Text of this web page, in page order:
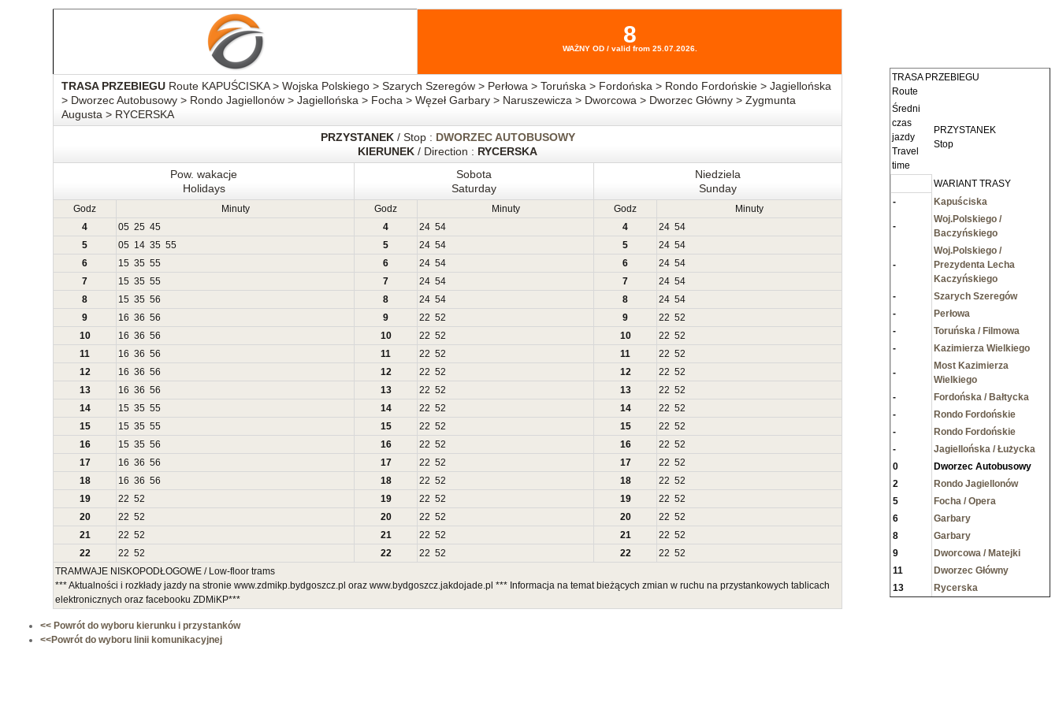
8
WAŻNY OD / valid from 25.07.2026.
TRASA PRZEBIEGU Route KAPUŚCISKA > Wojska Polskiego > Szarych Szeregów > Perłowa > Toruńska > Fordońska > Rondo Fordońskie > Jagiellońska
> Dworzec Autobusowy > Rondo Jagiellonów > Jagiellońska > Focha > Węzeł Garbary > Naruszewicza > Dworcowa > Dworzec Główny > Zygmunta
Augusta > RYCERSKA
PRZYSTANEK/ Stop : DWORZEC AUTOBUSOWY
KIERUNEK / Direction : RYCERSKA
Pow. wakacje
Holidays
Sobota
Saturday
Niedziela
Sunday
Godz Minuty Godz Minuty Godz
Minuty
4
05 25 45 4 24 54 4 24 54
5
05 14 35 55 5 24 54 5 24 54
6
15 35 55 6 24 54 6 24 54
7
15 35 55 7 24 54 7 24 54
8
15 35 56 8 24 54 8 24 54
9
16 36 56 9 22 52 9 22 52
10
16 36 56 10 22 52 10 22 52
11
16 36 56 11 22 52 11 22 52
12
16 36 56 12 22 52 12 22 52
13
16 36 56 13 22 52 13 22 52
14
15 35 55 14 22 52 14 22 52
15
15 35 55 15 22 52 15 22 52
16
15 35 56 16 22 52 16 22 52
17
16 36 56 17 22 52 17 22 52
18
16 36 56 18 22 52 18 22 52
19
22 52 19 22 52 19 22 52
20
22 52 20 22 52 20 22 52
21
22 52 21 22 52 21 22 52
22
22 52 22 22 52 22 22 52
TRAMWAJE NISKOPODŁOGOWE / Low-floor trams
*** Aktualności i rozkłady jazdy na stronie www.zdmikp.bydgoszcz.pl oraz www.bydgoszcz.jakdojade.pl *** Informacja na temat bieżących zmian w ruchu na przystankowych tablicach
elektronicznych oraz facebooku ZDMiKP***
<< Powrót do wyboru kierunku i przystanków
<<Powrót do wyboru linii komunikacyjnej
TRASA PRZEBIEGU
Route
Średni
czas
jazdy
Travel
time
PRZYSTANEK
Stop
WARIANT TRASY
-
Kapuściska
-
Woj.Polskiego /
Baczyńskiego
-
Woj.Polskiego /
Prezydenta Lecha
Kaczyńskiego
-
Szarych Szeregów
-
Perłowa
-
Toruńska / Filmowa
-
Kazimierza Wielkiego
-
Most Kazimierza
Wielkiego
-
Fordońska / Bałtycka
-
Rondo Fordońskie
-
Rondo Fordońskie
-
Jagiellońska / Łużycka
0
Dworzec Autobusowy
2
Rondo Jagiellonów
5
Focha / Opera
6
Garbary
8
Garbary
9
Dworcowa / Matejki
11
Dworzec Główny
13
Rycerska